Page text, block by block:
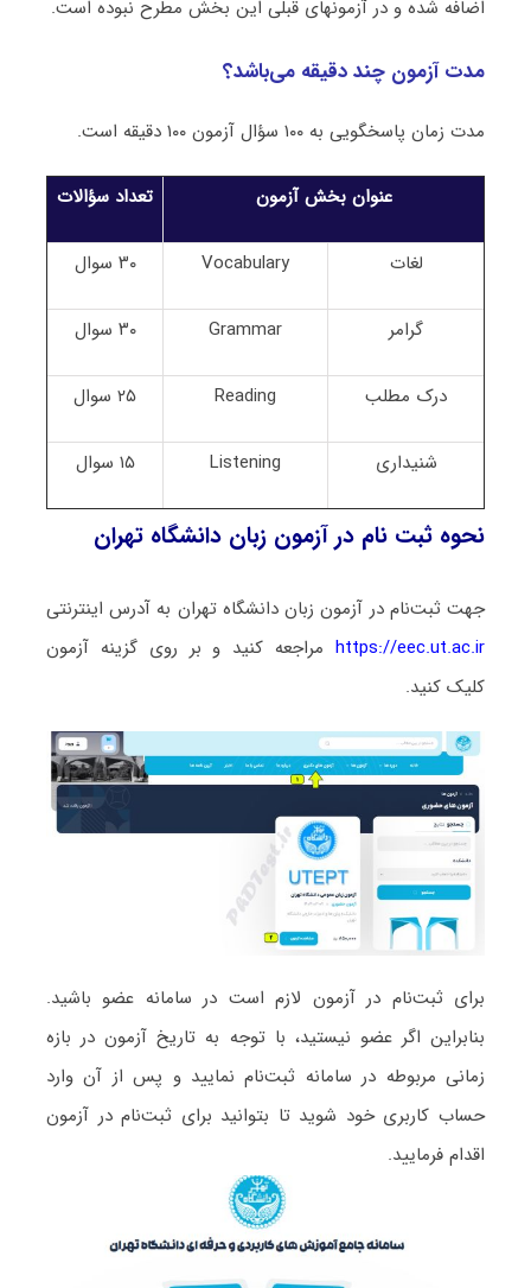
اضافه شده و در آزمون‎های قبلی این بخش مطرح نبوده است.
مدت آزمون چند دقیقه می‌باشد؟
مدت زمان پاسخگویی به ۱۰۰ سؤال آزمون ۱۰۰ دقیقه است.
عنوان بخش آزمون تعداد سؤالات
لغات Vocabulary ۳۰ سوال
گرامر Grammar ۳۰ سوال
درک مطلب Reading ۲۵ سوال
شنیداری Listening ۱۵ سوال
نحوه ثبت‌ نام در آزمون زبان دانشگاه تهران
جهت ثبت‌نام در آزمون زبان دانشگاه تهران به آدرس اینترنتی
https://eec.ut.ac.irمراجعه کنید و بر روی گزینه آزمون
کلیک کنید.
برای ثبت‌نام در آزمون لازم است در سامانه عضو باشید.
بنابراین اگر عضو نیستید، با توجه به تاریخ آزمون در بازه
زمانی مربوطه در سامانه ثبت‌نام نمایید و پس از آن وارد
حساب کاربری خود شوید تا بتوانید برای ثبت‌نام در آزمون
اقدام فرمایید.